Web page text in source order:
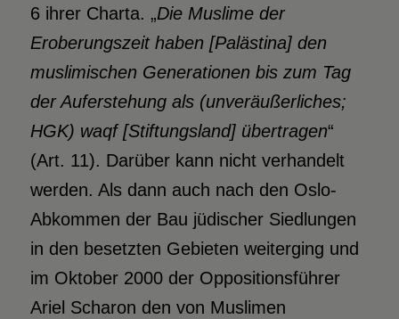
6 ihrer Charta. „Die Muslime der
Eroberungszeit haben [Palästina] den
muslimischen Generationen bis zum Tag
der Auferstehung als (unveräußerliches;
HGK) waqf [Stiftungsland] übertragen“
(Art. 11). Darüber kann nicht verhandelt
werden. Als dann auch nach den Oslo-
Abkommen der Bau jüdischer Siedlungen
in den besetzten Gebieten weiterging und
im Oktober 2000 der Oppositionsführer
Ariel Scharon den von Muslimen